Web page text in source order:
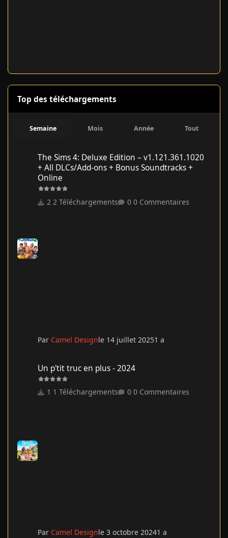
Top des téléchargements
Semaine Mois Année Tout
The Sims 4: Deluxe Edition – v1.121.361.1020
+ All DLCs/Add-ons + Bonus Soundtracks +
Online
2 Téléchargements 0 Commentaires
Par Camel Designle 14 juillet 20251 a
Un p'tit truc en plus - 2024
1 Téléchargements 0 Commentaires
Par Camel Designle 3 octobre 20241 a